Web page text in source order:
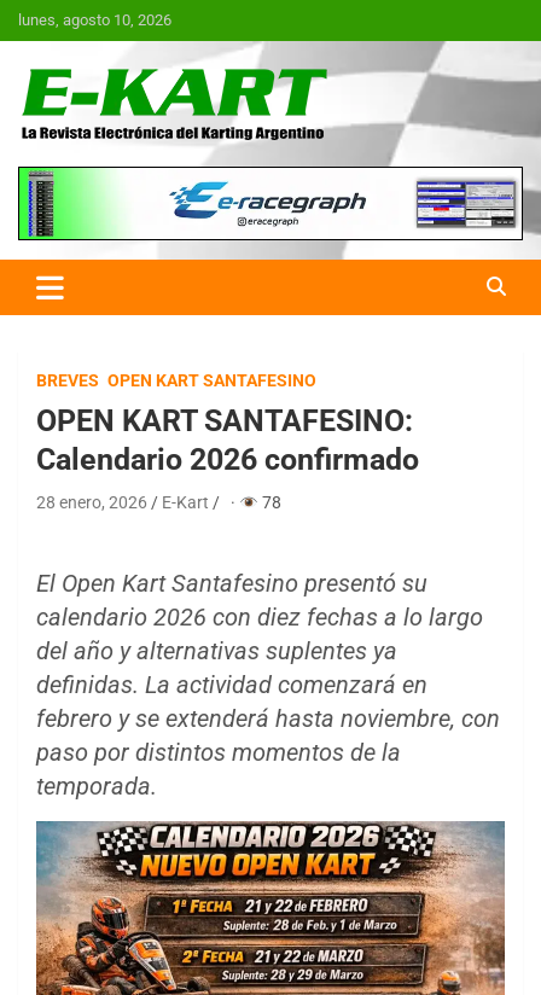
Saltar
al
lunes, agosto 10, 2026
E-Kart.com.ar | La Revista
Electrónica del Karting en
Argentina
BREVES OPEN KART SANTAFESINO
OPEN KART SANTAFESINO:
Calendario 2026 confirmado
28 enero, 2026 E-Kart · 78
El Open Kart Santafesino presentó su
calendario 2026 con diez fechas a lo largo
del año y alternativas suplentes ya
definidas. La actividad comenzará en
febrero y se extenderá hasta noviembre, con
paso por distintos momentos de la
temporada.